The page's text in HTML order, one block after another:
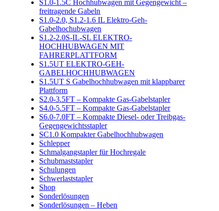
S1.0-1.5C Hochhubwagen mit Gegengewicht –
freitragende Gabeln
S1.0-2.0, S1.2-1.6 IL Elektro-Geh-
Gabelhochubwagen
S1.2-2.0S-IL-SL ELEKTRO-
HOCHHUBWAGEN MIT
FAHRERPLATTFORM
S1.5UT ELEKTRO-GEH-
GABELHOCHHUBWAGEN
S1.5UT S Gabelhochhubwagen mit klappbarer
Plattform
S2.0-3.5FT – Kompakte Gas-Gabelstapler
S4.0-5.5FT – Kompakte Gas-Gabelstapler
S6.0-7.0FT – Kompakte Diesel- oder Treibgas-
Gegengewichtsstapler
SC1.0 Kompakter Gabelhochhubwagen
Schlepper
Schmalgangstapler für Hochregale
Schubmaststapler
Schulungen
Schwerlaststapler
Shop
Sonderlösungen
Sonderlösungen – Heben